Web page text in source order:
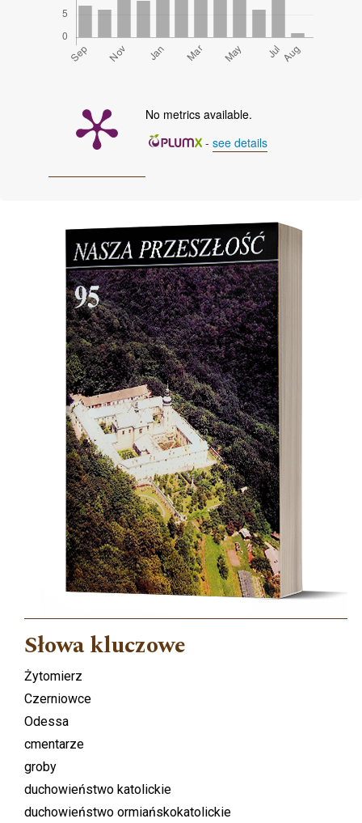
No metrics available.
- see details
Słowa kluczowe
Żytomierz
Czerniowce
Odessa
cmentarze
groby
duchowieństwo katolickie
duchowieństwo ormiańskokatolickie